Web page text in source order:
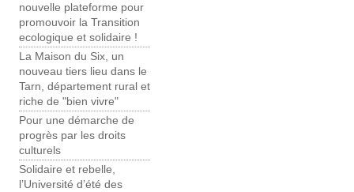
nouvelle plateforme pour
promouvoir la Transition
ecologique et solidaire !
La Maison du Six, un
nouveau tiers lieu dans le
Tarn, département rural et
riche de "bien vivre"
Pour une démarche de
progrès par les droits
culturels
Solidaire et rebelle,
l’Université d’été des